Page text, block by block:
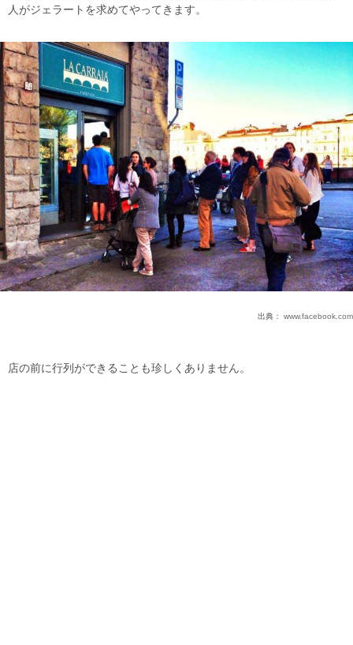
人がジェラートを求めてやってきます。
出典： www.facebook.com
店の前に行列ができることも珍しくありません。